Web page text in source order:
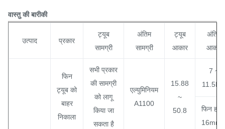
वास्तु की बारीकी
उत्पाद प्रकार
ट्यूब
सामग्री
अंतिम
सामग्री
ट्यूब
आकार
अंतिम
आकार
फिन
ट्यूब को
बाहर
निकाला
सभी प्रकार
की सामग्री
को लागू
किया जा
सकता है
एल्युमिनियम
A1100
15.88
~
50.8
7 ~
फिन